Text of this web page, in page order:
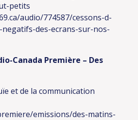
petits
audio/774587/cessons-d-
des-ecrans-sur-nos-
Canada Première – Des
et de la communication
emissions/des-matins-